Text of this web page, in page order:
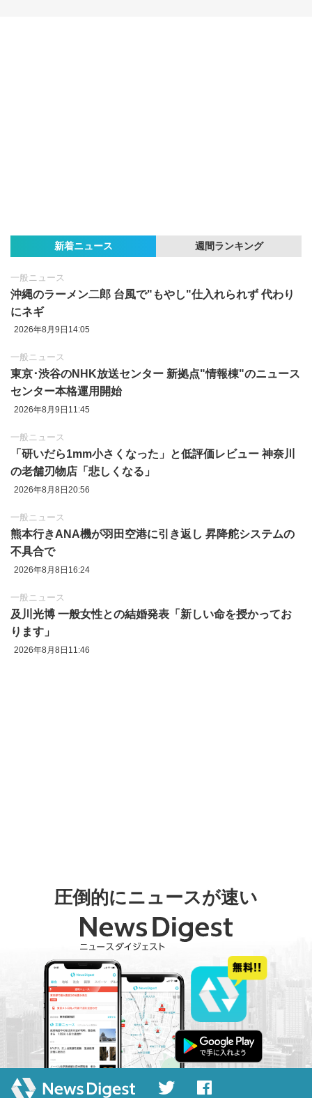
新着ニュース 週間ランキング
一般ニュース
沖縄のラーメン二郎 台風で"もやし"仕入れられず 代わり
にネギ
2026年8月9日14:05
一般ニュース
東京‪･‬渋谷のNHK放送センター 新拠点"情報棟"のニュース
センター本格運用開始
2026年8月9日11:45
一般ニュース
「研いだら1mm小さくなった」と低評価レビュー 神奈川
の老舗刃物店「悲しくなる」
2026年8月8日20:56
一般ニュース
熊本行きANA機が羽田空港に引き返し 昇降舵システムの
不具合で
2026年8月8日16:24
一般ニュース
及川光博 一般女性との結婚発表「新しい命を授かってお
ります」
2026年8月8日11:46
圧倒的にニュースが速い